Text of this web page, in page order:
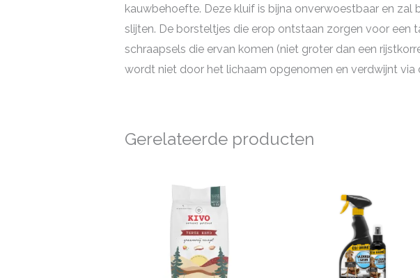
kauwbehoefte. Deze kluif is bijna onverwoestbaar en zal
slijten. De borsteltjes die erop ontstaan zorgen voor een
schraapsels die ervan komen (niet groter dan een
wordt niet door het lichaam opgenomen en verdwijnt via
Gerelateerde producten